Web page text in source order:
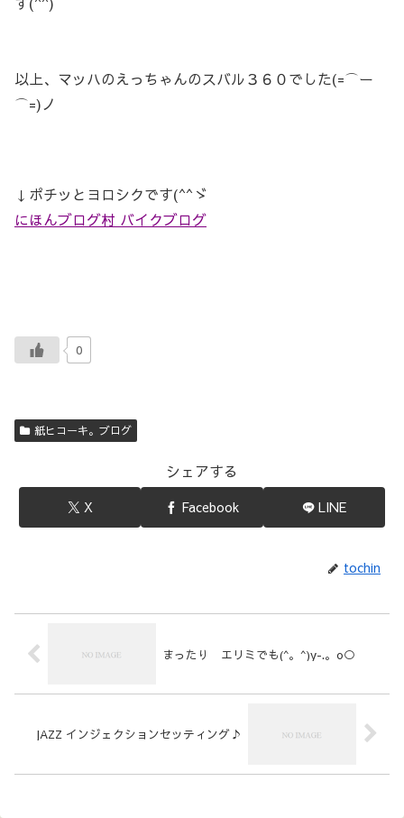
以上、マッハのえっちゃんのスバル３６０でした(=⌒ー
⌒=)ノ
↓ポチッとヨロシクです(^^ゞ
にほんブログ村 バイクブログ
0
紙ヒコーキ。ブログ
シェアする
X Facebook LINE
tochin
まったり エリミでも(^。^)y-.。o○
JAZZ インジェクションセッティング♪